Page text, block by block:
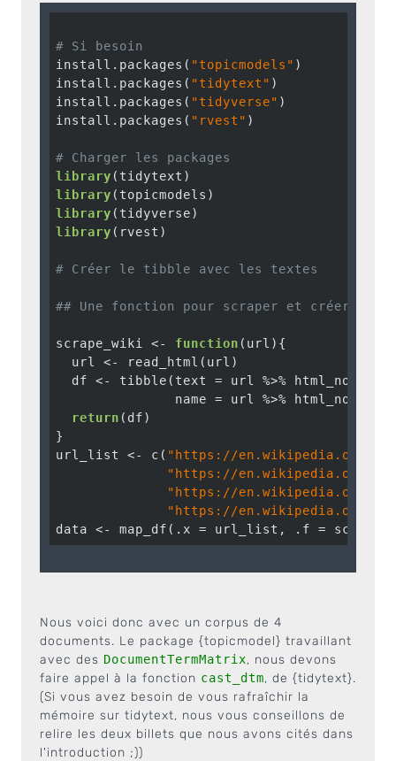
# Si besoin
install.packages( "topicmodels" )
install.packages( "tidytext" )
install.packages( "tidyverse" )
install.packages( "rvest" )
# Charger les packages
library
library
library
library (rvest)
# Créer le tibble avec les textes
## Une fonction pour scraper et créer un
scrape_wiki <- function (url){
  url <- read_html(url)
  df <- tibble(text = url %>% html_nodes(
               name = url %>% html_nodes(
return (df)
}
url_list <- c( "https://en.wikipedia.org/
"https://en.wikipedia.org/
"https://en.wikipedia.org/
"https://en.wikipedia.org/
Nous voici donc avec un corpus de 4
documents. Le package {topicmodel} travaillant
avec des DocumentTermMatrix, nous devons
faire appel à la fonction cast_dtm, de {tidytext}.
(Si vous avez besoin de vous rafraîchir la
mémoire sur tidytext, nous vous conseillons de
relire les deux billets que nous avons cités dans
l'introduction ;))